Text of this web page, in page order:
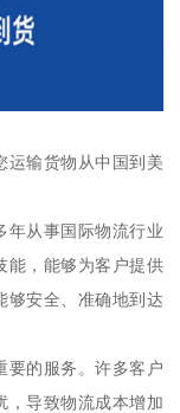
运输货物从中国到美
年从事国际物流行业
能，能够为客户提供
够安全、准确地到达
要的服务。许多客户
，导致物流成本增加